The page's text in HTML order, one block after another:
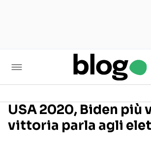
Seguici sui social
USA 2020, Biden più
vittoria parla agli